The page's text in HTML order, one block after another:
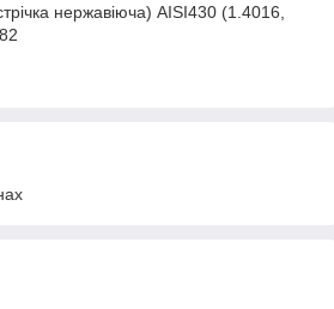
нержавіюча) AISI430 (1.4016,